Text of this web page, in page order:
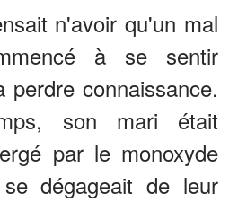
n'avoir qu'un mal
à se sentir
perdre connaissance.
son mari était
par le monoxyde
dégageait de leur